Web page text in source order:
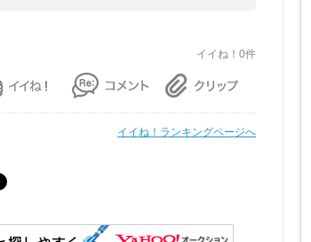
イイね！0件
イイね！ランキングページへ